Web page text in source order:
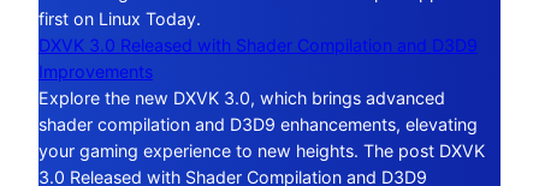
first on Linux Today.
DXVK 3.0 Released with Shader Compilation and D3D9
Improvements
Explore the new DXVK 3.0, which brings advanced
shader compilation and D3D9 enhancements, elevating
your gaming experience to new heights. The post DXVK
3.0 Released with Shader Compilation and D3D9